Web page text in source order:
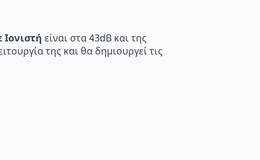
Ιονιστή είναι στα 43dB και της
της και θα δημιουργεί τις